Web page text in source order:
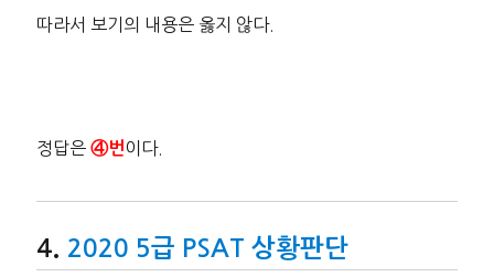
따라서 보기의 내용은 옳지 않다.
정답은④번 이다.
2020 5급 PSAT 상황판단